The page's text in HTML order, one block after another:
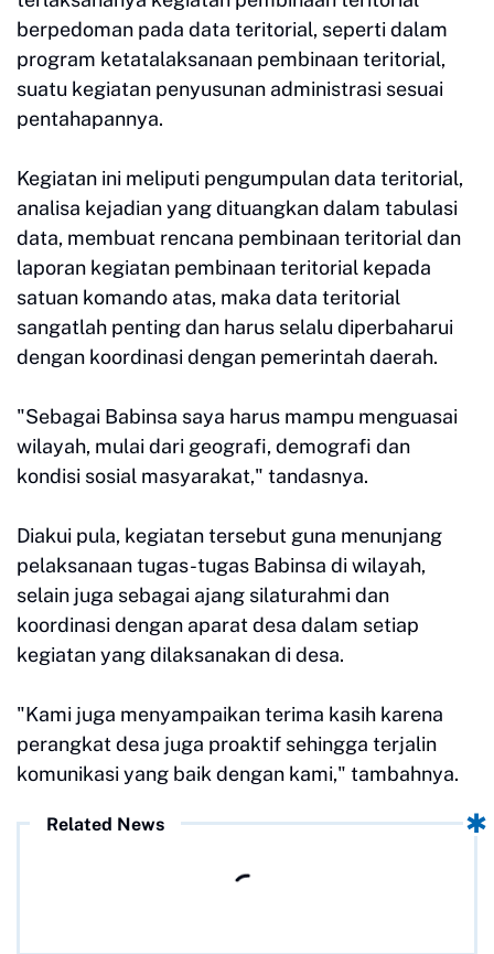
berpedoman pada data teritorial, seperti dalam
program ketatalaksanaan pembinaan teritorial,
suatu kegiatan penyusunan administrasi sesuai
pentahapannya.
Kegiatan ini meliputi pengumpulan data teritorial,
analisa kejadian yang dituangkan dalam tabulasi
data, membuat rencana pembinaan teritorial dan
laporan kegiatan pembinaan teritorial kepada
satuan komando atas, maka data teritorial
sangatlah penting dan harus selalu diperbaharui
dengan koordinasi dengan pemerintah daerah.
"Sebagai Babinsa saya harus mampu menguasai
wilayah, mulai dari geografi, demografi dan
kondisi sosial masyarakat," tandasnya.
Diakui pula, kegiatan tersebut guna menunjang
pelaksanaan tugas-tugas Babinsa di wilayah,
selain juga sebagai ajang silaturahmi dan
koordinasi dengan aparat desa dalam setiap
kegiatan yang dilaksanakan di desa.
"Kami juga menyampaikan terima kasih karena
perangkat desa juga proaktif sehingga terjalin
komunikasi yang baik dengan kami," tambahnya.
Related News